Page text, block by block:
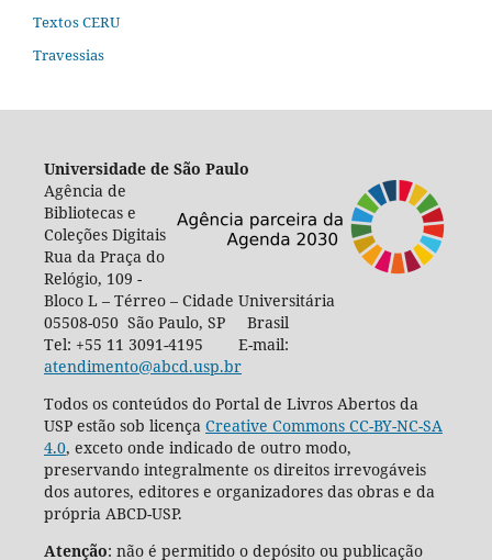
Textos CERU
Travessias
Universidade de São Paulo
Agência de
Bibliotecas e
Coleções Digitais
Rua da Praça do
Relógio, 109 -
Bloco L – Térreo – Cidade Universitária
05508-050 São Paulo, SP Brasil
Tel: +55 11 3091-4195 E-mail:
atendimento@abcd.usp.br
Todos os conteúdos do Portal de Livros Abertos da
USP estão sob licença Creative Commons CC-BY-NC-SA
4.0, exceto onde indicado de outro modo,
preservando integralmente os direitos irrevogáveis
dos autores, editores e organizadores das obras e da
própria ABCD-USP.
Atenção: não é permitido o depósito ou publicação